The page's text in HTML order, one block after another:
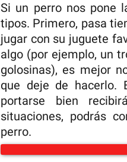
Si un perro nos pone
tipos. Primero, pasa
jugar con su juguete
algo (por ejemplo, un
golosinas), es mejor
que deje de hacerlo.
portarse bien
situaciones, podrás
perro.